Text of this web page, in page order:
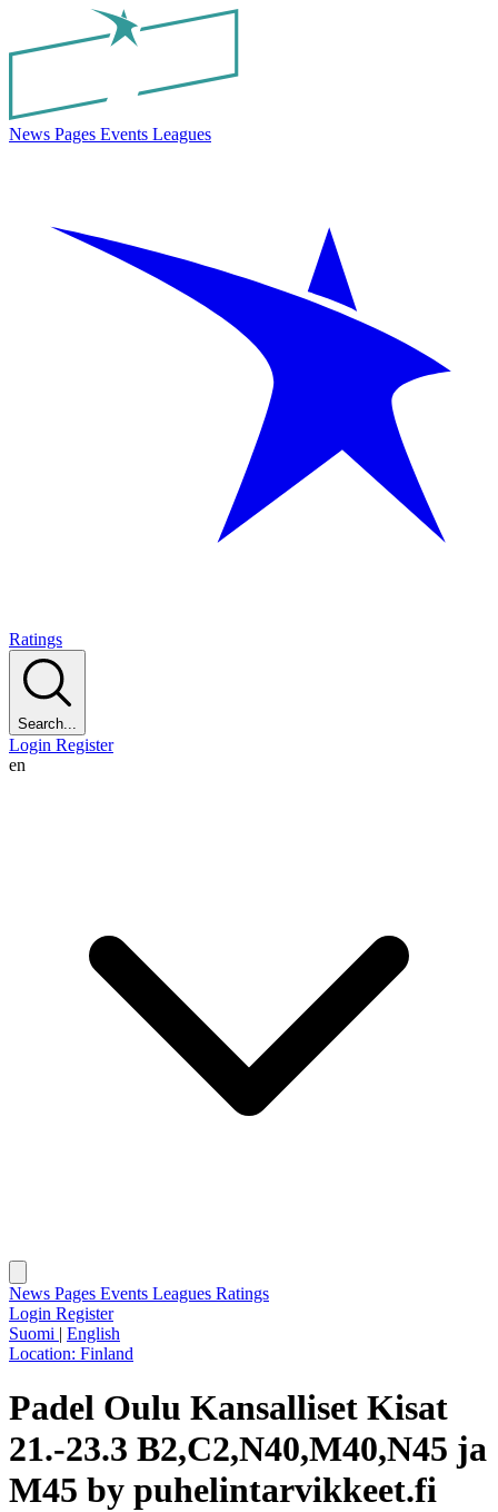
News Pages Events Leagues
Ratings
Search...
Login Register
en
News Pages Events Leagues Ratings
Login Register
Suomi | English
Location: Finland
Padel Oulu Kansalliset Kisat
21.-23.3 B2,C2,N40,M40,N45 ja
M45 by puhelintarvikkeet.fi